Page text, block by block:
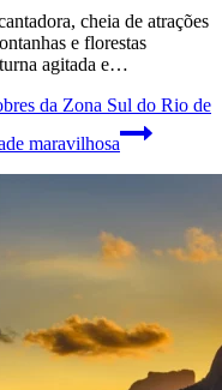
cheia de atrações
e florestas
agitada e…
da Zona Sul do Rio de
maravilhosa